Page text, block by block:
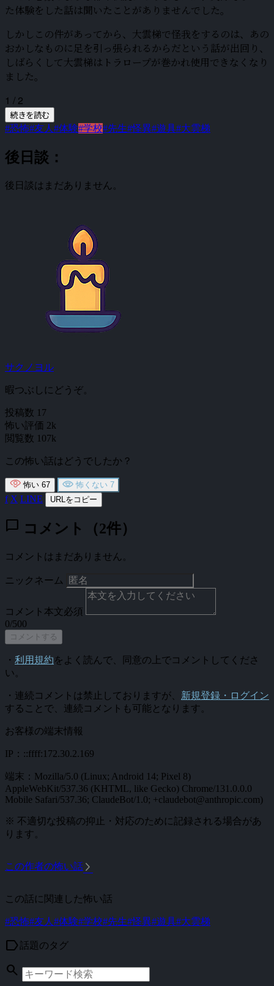
た体験をした話は聞いたことがありませんでした。
しかしこの件があってから、大雲梯で怪我をするのは、あの
おかしなものに足を引っ張られるからだという話が出回り、
しばらくして大雲梯はトラロープが巻かれ使用できなくなり
ました。
1 / 2
続きを読む
#恐怖#友人 #体験#学校#先生#怪異#遊具#大雲梯
後日談：
後日談はまだありません。
サクノヨル
暇つぶしにどうぞ。
投稿数 17
怖い評価 2k
閲覧数 107k
この怖い話はどうでしたか？
怖い 67 怖くない 7
f X LINE URLをコピー
chat_bubble コメント（2件）
コメントはまだありません。
ニックネーム
コメント本文必須
0/500
コメントする
・ 利用規約をよく読んで、同意の上でコメントしてくださ
い。
・連続コメントは禁止しておりますが、 新規登録・ログイン
することで、連続コメントも可能となります。
お客様の端末情報
IP：::ffff:172.30.2.169
端末：Mozilla/5.0 (Linux; Android 14; Pixel 8)
AppleWebKit/537.36 (KHTML, like Gecko) Chrome/131.0.0.0
Mobile Safari/537.36; ClaudeBot/1.0; +claudebot@anthropic.com)
※ 不適切な投稿の抑止・対応のために記録される場合があ
ります。
この作者の怖い話 arrow_forward_ios
この話に関連した怖い話
#恐怖#友人 #体験#学校#先生#怪異#遊具#大雲梯
label話題のタグ
search